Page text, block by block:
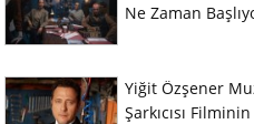
Ne Zaman
Yiğit Özşener
Şarkıcısı